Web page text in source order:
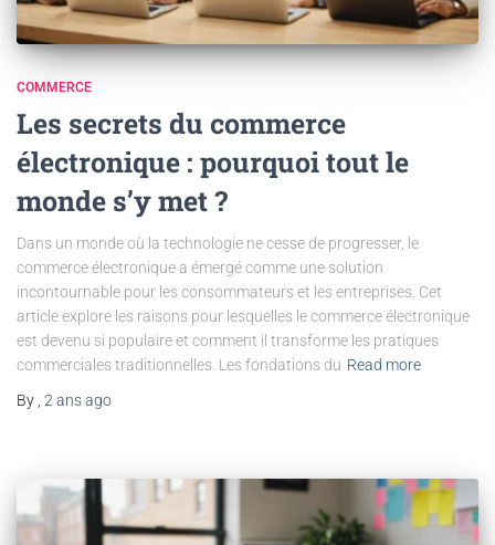
COMMERCE
Les secrets du commerce
électronique : pourquoi tout le
monde s’y met ?
Dans un monde où la technologie ne cesse de progresser, le
commerce électronique a émergé comme une solution
incontournable pour les consommateurs et les entreprises. Cet
article explore les raisons pour lesquelles le commerce électronique
est devenu si populaire et comment il transforme les pratiques
commerciales traditionnelles. Les fondations du Read more
By , 2 ansago